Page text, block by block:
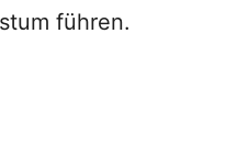
führen.